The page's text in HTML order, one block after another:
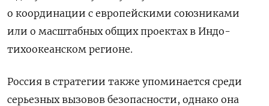
о координации с европейскими союзниками
или о масштабных общих проектах в Индо-
тихоокеанском регионе.
Россия в стратегии также упоминается среди
серьезных вызовов безопасности, однако она